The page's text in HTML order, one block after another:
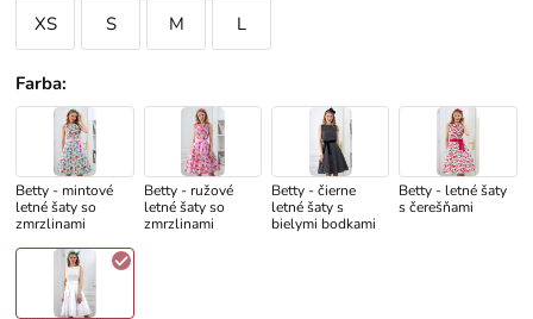
XS
S M L
Farba:
Betty - mintové
letné šaty so
zmrzlinami
Betty - ružové
letné šaty so
zmrzlinami
Betty - čierne
letné šaty s
bielymi bodkami
Betty - letné šaty
s čerešňami